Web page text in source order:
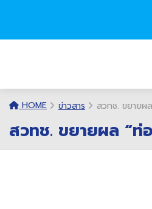
HOME ข่าวสาร สวทช. ขยายผ
สวทช. ขยายผล “ท่